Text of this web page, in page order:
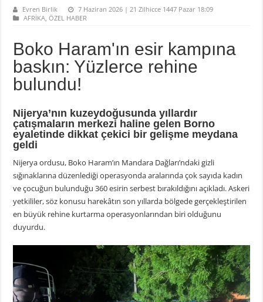
Evren Birlik
7 Haziran 2026 | 21 Zilhicce 1447 Pazar 18:09
AFRİKA,ÖZEL HABER
Boko Haram'ın esir kampına
baskın: Yüzlerce rehine
bulundu!
Nijerya’nın kuzeydoğusunda yıllardır
çatışmaların merkezi haline gelen Borno
eyaletinde dikkat çekici bir gelişme meydana
geldi
Nijerya ordusu, Boko Haram’ın Mandara Dağları’ndaki gizli
sığınaklarına düzenlediği operasyonda aralarında çok sayıda kadın
ve çocuğun bulunduğu 360 esirin serbest bırakıldığını açıkladı. Askeri
yetkililer, söz konusu harekâtın son yıllarda bölgede gerçekleştirilen
en büyük rehine kurtarma operasyonlarından biri olduğunu
duyurdu.